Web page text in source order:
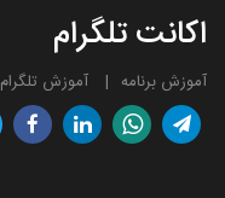
اکانت تلگرام
آموزش برنامه آموزش تلگرام